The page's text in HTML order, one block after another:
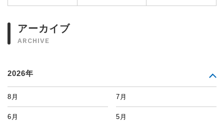
アーカイブ
ARCHIVE
2026年
8月 7月
6月 5月